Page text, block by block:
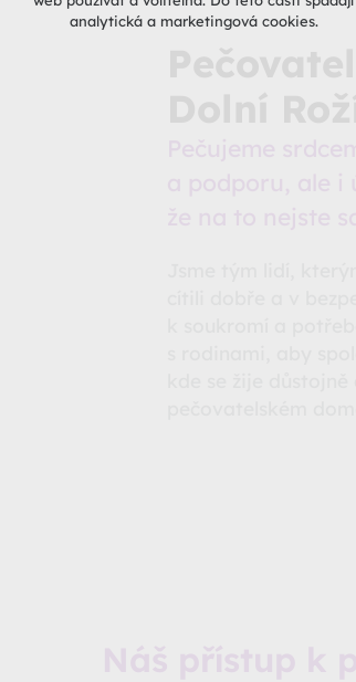
Dolní
Pečujeme
a podporu, ale
že na to nejste
Jsme tým lidí,
cítili dobře a v
k soukromí a
s rodinami, aby
kde se žije
pečovatelském
Náš přístup k
ODMÍTNOUT VOLITELNÁ
analytická a marketingová cookies.